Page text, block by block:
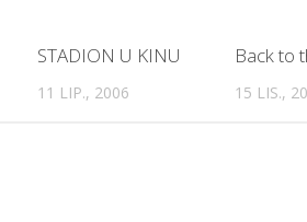
STADION U KINU
11 LIP., 2006
Back to
15 LIS.,